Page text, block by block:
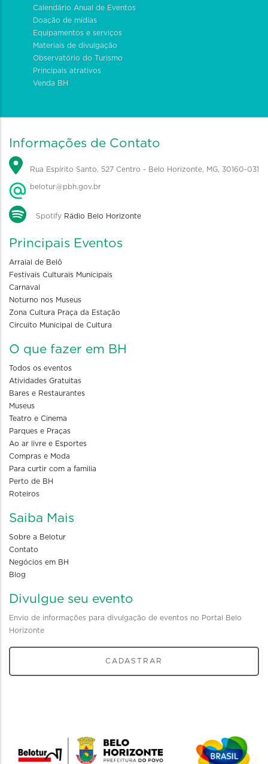
Calendário Anual de Eventos
Doação de mídias
Equipamentos e serviços
Materiais de divulgação
Observatório do Turismo
Principais atrativos
Venda BH
Informações de Contato
Rua Espírito Santo, 527 Centro - Belo Horizonte, MG, 30160-031
belotur@pbh.gov.br
Spotify Rádio Belo Horizonte
Principais Eventos
Arraial de Belô
Festivais Culturais Municipais
Carnaval
Noturno nos Museus
Zona Cultura Praça da Estação
Circuito Municipal de Cultura
O que fazer em BH
Todos os eventos
Atividades Gratuitas
Bares e Restaurantes
Museus
Teatro e Cinema
Parques e Praças
Ao ar livre e Esportes
Compras e Moda
Para curtir com a familia
Perto de BH
Roteiros
Saiba Mais
Sobre a Belotur
Contato
Negócios em BH
Blog
Divulgue seu evento
Envio de informações para divulgação de eventos no Portal Belo
Horizonte
CADASTRAR